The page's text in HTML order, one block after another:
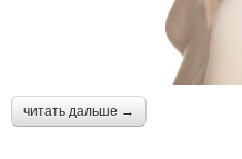
читать дальше →